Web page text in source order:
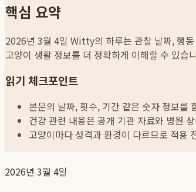
핵심 요약
2026년 3월 4일 Witty의 하루는 관찰 날짜, 행동
고양이 생활 정보를 더 정확하게 이해할 수 있습
읽기 체크포인트
본문의 날짜, 횟수, 기간 같은 숫자 정보를
건강 관련 내용은 공개 기관 자료와 병원
고양이마다 성격과 환경이 다르므로 적용
2026년 3월 4일